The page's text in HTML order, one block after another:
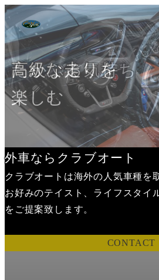
憧れを日常へ
たかぶる気持ち
高級な走りを
楽しむ
さあ、
どこへ行こうか
外車ならクラブオート
クラブオートは海外の人気車種を
お好みのテイスト、ライフスタイ
をご提案致します。
CONTACT